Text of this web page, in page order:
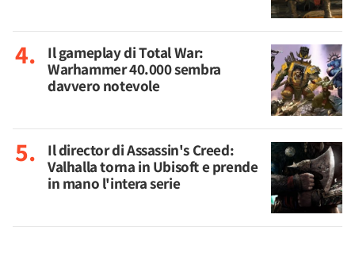
Il gameplay di Total War:
Warhammer 40.000 sembra
davvero notevole
Il director di Assassin's Creed:
Valhalla torna in Ubisoft e prende
in mano l'intera serie